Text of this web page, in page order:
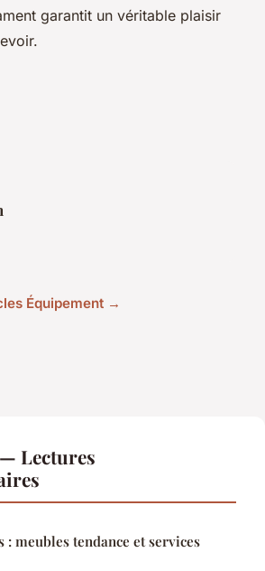
garantit un véritable plaisir
Équipement →
Lectures
: meubles tendance et services